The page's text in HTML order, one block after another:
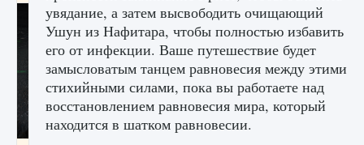
увядание, а затем высвободить очищающий
Ушун из Нафитара, чтобы полностью избавить
его от инфекции. Ваше путешествие будет
замысловатым танцем равновесия между этими
стихийными силами, пока вы работаете над
восстановлением равновесия мира, который
находится в шатком равновесии.